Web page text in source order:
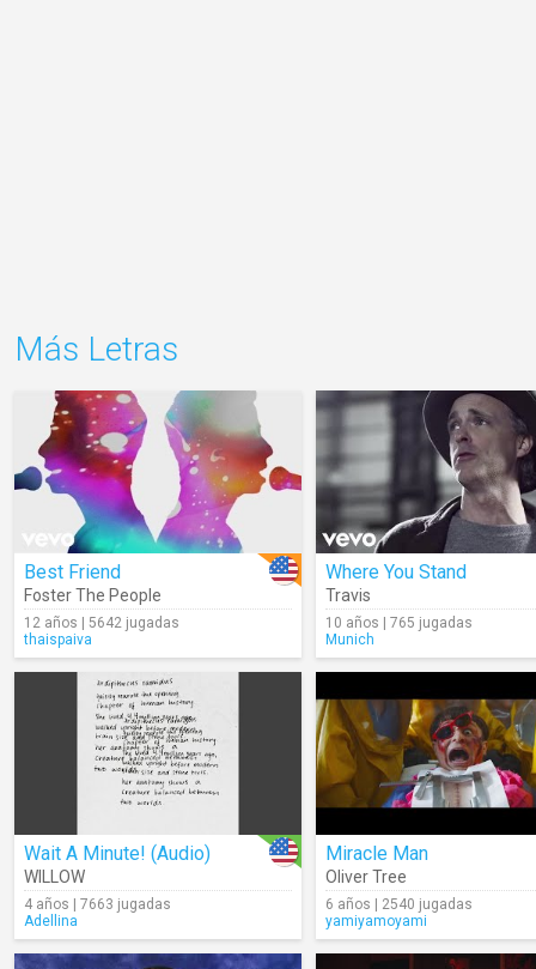
Más Letras
Best Friend
Foster The People
12 años | 5642 jugadas
thaispaiva
Where You Stand
Travis
10 años | 765 jugadas
Munich
Wait A Minute! (Audio)
WILLOW
4 años | 7663 jugadas
Adellina
Miracle Man
Oliver Tree
6 años | 2540 jugadas
yamiyamoyami